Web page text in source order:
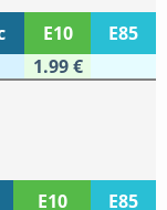
E10
E85
1.99 €
E10 E85